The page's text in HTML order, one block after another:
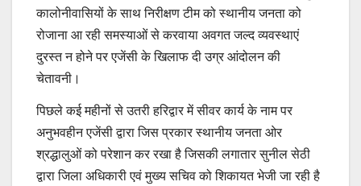
कालोनीवासियों के साथ निरीक्षण टीम को स्थानीय जनता को
रोजाना आ रही समस्याओं से करवाया अवगत जल्द व्यवस्थाएं
दुरस्त न होने पर एजेंसी के खिलाफ दी उग्र आंदोलन की
चेतावनी।
पिछले कई महीनों से उतरी हरिद्वार में सीवर कार्य के नाम पर
अनुभवहीन एजेंसी द्वारा जिस प्रकार स्थानीय जनता ओर
श्रद्धालुओं को परेशान कर रखा है जिसकी लगातार सुनील सेठी
द्वारा जिला अधिकारी एवं मुख्य सचिव को शिकायत भेजी जा रही है